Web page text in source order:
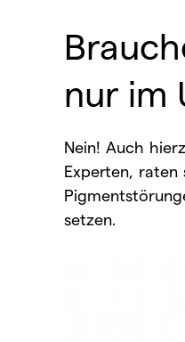
nur im
Nein! Auch
Experten, raten
setzen.